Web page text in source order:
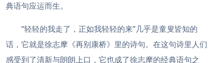
典语句应运而生。
“轻轻的我走了，正如我轻轻的来”几乎是童叟皆知的
话，它就是徐志摩《再别康桥》里的诗句。在这句诗里人们
感受到了清新与朗朗上口，它也成了徐志摩的经典语句之